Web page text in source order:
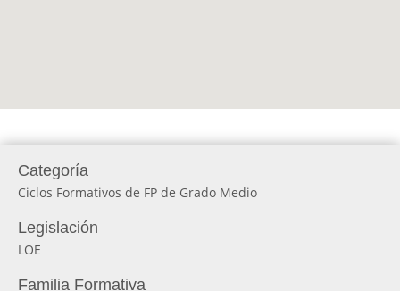
Categoría
Ciclos Formativos de FP de Grado Medio
Legislación
LOE
Familia Formativa